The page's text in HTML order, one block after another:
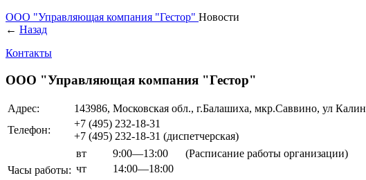
ООО "Управляющая компания "Гестор" Новости
← Назад
Контакты
ООО "Управляющая компания "Гестор"
Адрес:
143986, Московская обл., г.Балашиха, мкр.Саввино, ул
Телефон:
+7 (495) 232-18-31
+7 (495) 232-18-31 (диспетчерская)
Часы работы:
вт 9:00—13:00
(Расписание работы организации)
чт
14:00—18:00